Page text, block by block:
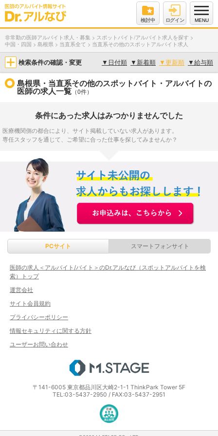
検討中 ログイン MENU
非常勤の医師アルバイト求人・募集 > スポットバイト/アルバイト求人を探す >
中国・四国 > 島根県 > 当直系全て > 当直系その他のスポットアルバイト求人
検索条件の確認・変更 ▼ 日付順 ▼ 新着順 ▼更新順 ▼給与順
島根県・当直系その他のスポットバイト・アルバイトの
医師の求人一覧 （0件）
条件にあった求人はみつかりませんでした
医療機関側の都合により、サイト掲載していない求人があります。
専任スタッフを通じて、ご希望に合った仕事を探してみませんか？
PCサイト スマートフォンサイト
医師の求人＜アルバイト/バイト＞のDr.アルなび（スポットアルバイトを検
索）トップ
運営会社
サイト会員規約
プライバシーポリシー
情報セキュリティに関する方針
ユーザーお問い合わせ
〒141-6005 東京都品川区大崎2-1-1 ThinkPark Tower 5F
TEL:03-5437-2950 / FAX:03-5437-2951